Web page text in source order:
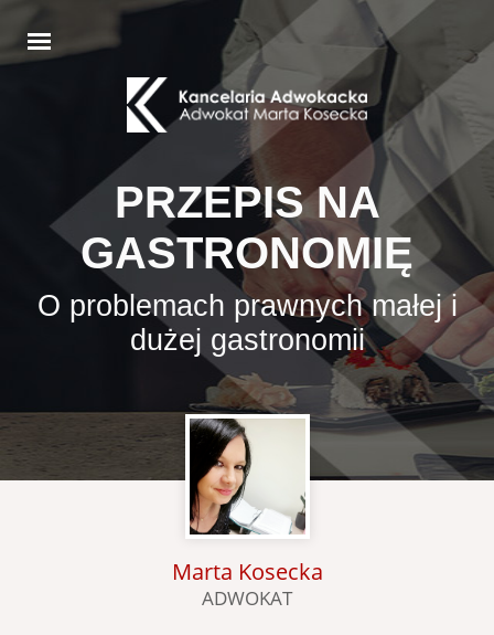
PRZEPIS NA
GASTRONOMIĘ
O problemach prawnych małej i
dużej gastronomii
Marta Kosecka
ADWOKAT